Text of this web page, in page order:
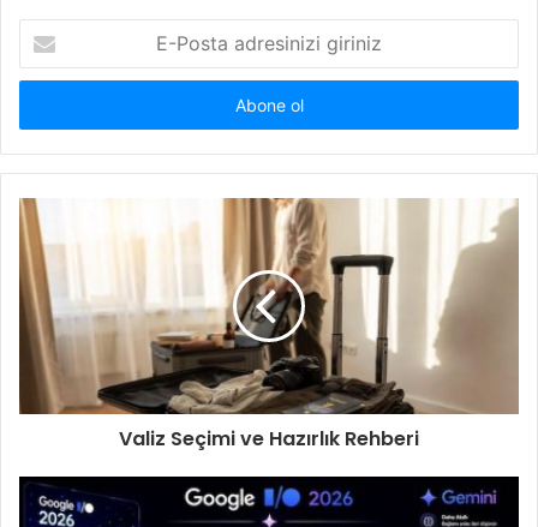
Posta
adresinizi
Valiz Seçimi ve Hazırlık Rehberi